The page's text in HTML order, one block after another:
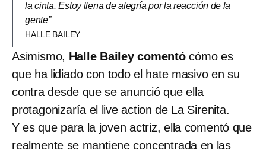
la cinta. Estoy llena de alegría por la reacción de la
gente”
HALLE BAILEY
Asimismo, Halle Bailey comentócómo es
que ha lidiado con todo el hate masivo en su
contra desde que se anunció que ella
protagonizaría el live action de La Sirenita.
Y es que para la joven actriz, ella comentó que
realmente se mantiene concentrada en las